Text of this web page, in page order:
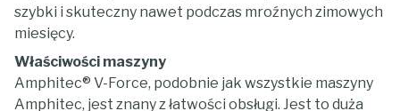
szybki i skuteczny nawet podczas mroźnych zimowych
miesięcy.
Właściwości maszyny
Amphitec® V-Force, podobnie jak wszystkie maszyny
Amphitec, jest znany z łatwości obsługi. Jest to duża